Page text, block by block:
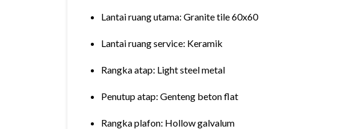
Lantai ruang utama: Granite tile 60x60
Lantai ruang service: Keramik
Rangka atap: Light steel metal
Penutup atap: Genteng beton flat
Rangka plafon: Hollow galvalum